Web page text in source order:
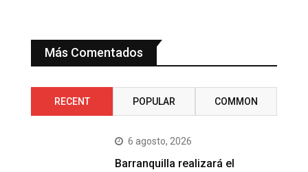
Más Comentados
RECENT POPULAR COMMON
6 agosto, 2026
Barranquilla realizará el